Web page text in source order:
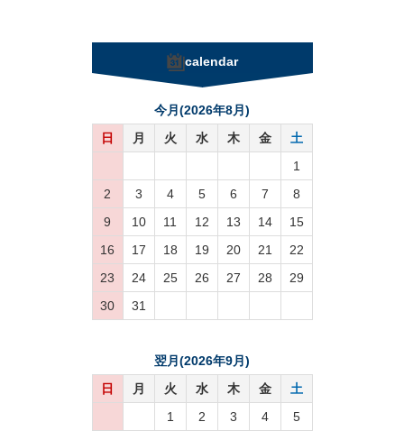
calendar
今月(2026年8月)
日
月 火 水 木 金
土
1
2
3 4 5 6 7
8
9
10 11 12 13 14
15
16
17 18 19 20 21
22
23
24 25 26 27 28
29
30
31
翌月(2026年9月)
日
月 火 水 木 金
土
1
2 3 4
5